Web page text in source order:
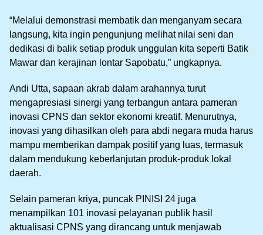
“Melalui demonstrasi membatik dan menganyam secara
langsung, kita ingin pengunjung melihat nilai seni dan
dedikasi di balik setiap produk unggulan kita seperti Batik
Mawar dan kerajinan lontar Sapobatu,” ungkapnya.
Andi Utta, sapaan akrab dalam arahannya turut
mengapresiasi sinergi yang terbangun antara pameran
inovasi CPNS dan sektor ekonomi kreatif. Menurutnya,
inovasi yang dihasilkan oleh para abdi negara muda harus
mampu memberikan dampak positif yang luas, termasuk
dalam mendukung keberlanjutan produk-produk lokal
daerah.
Selain pameran kriya, puncak PINISI 24 juga
menampilkan 101 inovasi pelayanan publik hasil
aktualisasi CPNS yang dirancang untuk menjawab